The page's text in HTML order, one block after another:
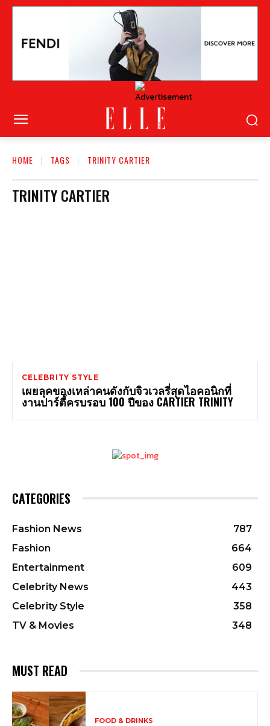
HOME TAGS TRINITY CARTIER
TRINITY CARTIER
CELEBRITY STYLE
เผยลุคของเหล่าคนดังกับจิวเวลรี่สุดไอคอนิกที่
งานปาร์ตี้ครบรอบ 100 ปีของ CARTIER TRINITY
CATEGORIES
Fashion News
787
Fashion
664
Entertainment
609
Celebrity News
443
Celebrity Style
358
TV & Movies
348
MUST READ
FOOD & DRINKS